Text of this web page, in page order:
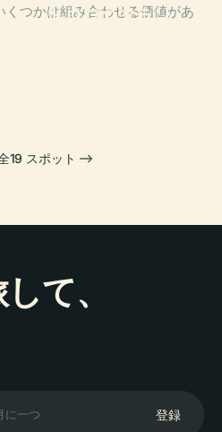
つかは組み合わせる価値があ
PLACE
トロワのフラン
19 スポット
て、
登録